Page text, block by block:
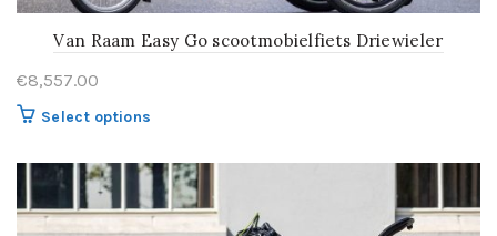
Van Raam Easy Go scootmobielfiets Driewieler
€8,557.00
Select options